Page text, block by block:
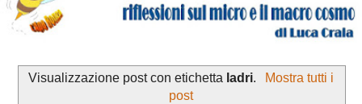
Visualizzazione post con etichetta ladri.
Mostra tutti i
post